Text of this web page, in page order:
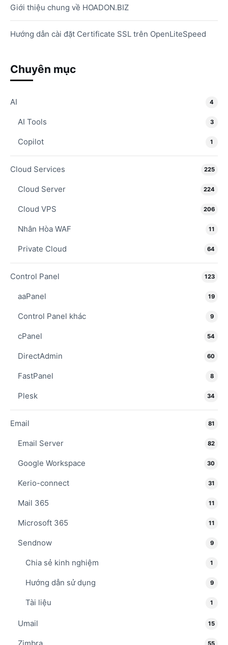
Giới thiệu chung về HOADON.BIZ
Hướng dẫn cài đặt Certificate SSL trên OpenLiteSpeed
Chuyên mục
AI 4
AI Tools 3
Copilot 1
Cloud Services 225
Cloud Server 224
Cloud VPS 206
Nhân Hòa WAF 11
Private Cloud 64
Control Panel 123
aaPanel 19
Control Panel khác 9
cPanel 54
DirectAdmin 60
FastPanel 8
Plesk 34
Email 81
Email Server 82
Google Workspace 30
Kerio-connect 31
Mail 365 11
Microsoft 365 11
Sendnow 9
Chia sẻ kinh nghiệm 1
Hướng dẫn sử dụng 9
Tài liệu 1
Umail 15
Zimbra 55